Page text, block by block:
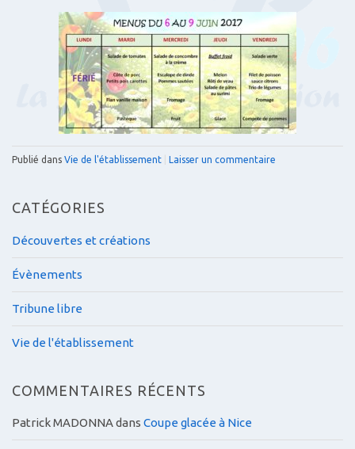
Publié dans Vie de l'établissement Laisser un commentaire
CATÉGORIES
Découvertes et créations
Évènements
Tribune libre
Vie de l'établissement
COMMENTAIRES RÉCENTS
Patrick MADONNAdans Coupe glacée à Nice